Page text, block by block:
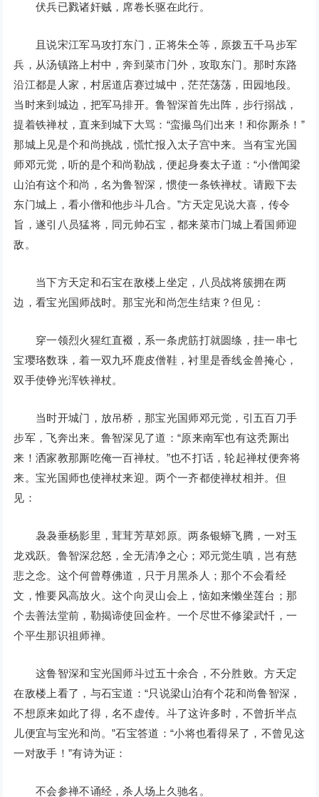
伏兵已戮诸奸贼，席卷长驱在此行。
且说宋江军马攻打东门，正将朱仝等，原拨五千马步军
兵，从汤镇路上村中，奔到菜市门外，攻取东门。那时东路
沿江都是人家，村居道店赛过城中，茫茫荡荡，田园地段。
当时来到城边，把军马排开。鲁智深首先出阵，步行搦战，
提着铁禅杖，直来到城下大骂：“蛮撮鸟们出来！和你厮杀！”
那城上见是个和尚挑战，慌忙报入太子宫中来。当有宝光国
师邓元觉，听的是个和尚勒战，便起身奏太子道：“小僧闻梁
山泊有这个和尚，名为鲁智深，惯使一条铁禅杖。请殿下去
东门城上，看小僧和他步斗几合。”方天定见说大喜，传令
旨，遂引八员猛将，同元帅石宝，都来菜市门城上看国师迎
敌。
当下方天定和石宝在敌楼上坐定，八员战将簇拥在两
边，看宝光国师战时。那宝光和尚怎生结束？但见：
穿一领烈火猩红直裰，系一条虎筋打就圆绦，挂一串七
宝璎珞数珠，着一双九环鹿皮僧鞋，衬里是香线金兽掩心，
双手使铮光浑铁禅杖。
当时开城门，放吊桥，那宝光国师邓元觉，引五百刀手
步军，飞奔出来。鲁智深见了道：“原来南军也有这秃厮出
来！洒家教那厮吃俺一百禅杖。”也不打话，轮起禅杖便奔将
来。宝光国师也使禅杖来迎。两个一齐都使禅杖相并。但
见：
袅袅垂杨影里，茸茸芳草郊原。两条银蟒飞腾，一对玉
龙戏跃。鲁智深忿怒，全无清净之心；邓元觉生嗔，岂有慈
悲之念。这个何曾尊佛道，只于月黑杀人；那个不会看经
文，惟要风高放火。这个向灵山会上，恼如来懒坐莲台；那
个去善法堂前，勒揭谛使回金杵。一个尽世不修梁武忏，一
个平生那识祖师禅。
这鲁智深和宝光国师斗过五十余合，不分胜败。方天定
在敌楼上看了，与石宝道：“只说梁山泊有个花和尚鲁智深，
不想原来如此了得，名不虚传。斗了这许多时，不曾折半点
儿便宜与宝光和尚。”石宝答道：“小将也看得呆了，不曾见这
一对敌手！”有诗为证：
不会参禅不诵经，杀人场上久驰名。